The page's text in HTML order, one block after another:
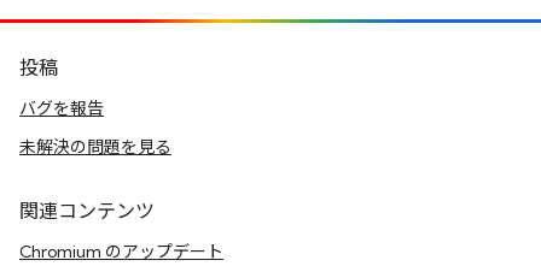
投稿
バグを報告
未解決の問題を見る
関連コンテンツ
Chromium のアップデート